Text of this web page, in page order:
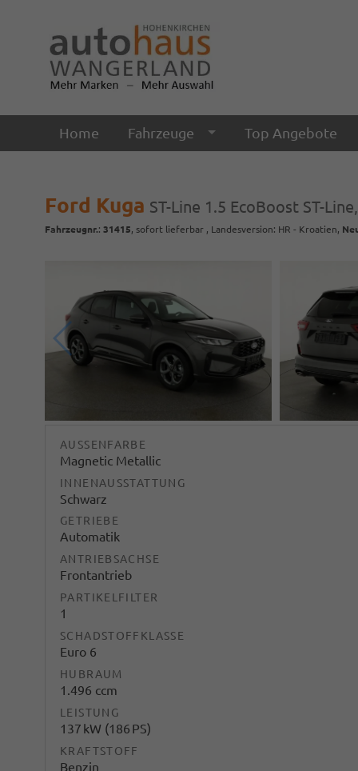
Home Fahrzeuge Top Angebote
Ford Kuga ST-Line 1.5 EcoBoost ST-
Fahrzeugnr.: 31415, sofort lieferbar , Landesversion: HR - Kroatien,
AUSSENFARBE
Magnetic Metallic
INNENAUSSTATTUNG
Schwarz
GETRIEBE
Automatik
ANTRIEBSACHSE
Frontantrieb
PARTIKELFILTER
1
SCHADSTOFFKLASSE
Euro 6
HUBRAUM
1.496 ccm
LEISTUNG
137 kW (186 PS)
KRAFTSTOFF
Benzin